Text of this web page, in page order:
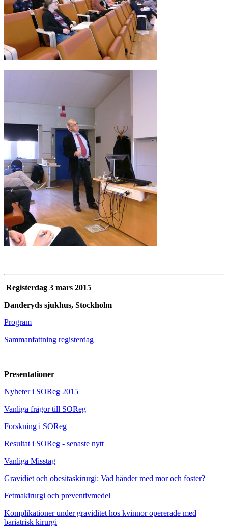
Registerdag 3 mars 2015
Danderyds sjukhus, Stockholm
Program
Sammanfattning registerdag
Presentationer
Nyheter i SOReg 2015
Vanliga frågor till SOReg
Forskning i SOReg
Resultat i SOReg - senaste nytt
Vanliga Misstag
Gravidiet och obesitaskirurgi: Vad händer med mor och foster?
Fetmakirurgi och preventivmedel
Komplikationer under graviditet hos kvinnor opererade med
bariatrisk kirurgi